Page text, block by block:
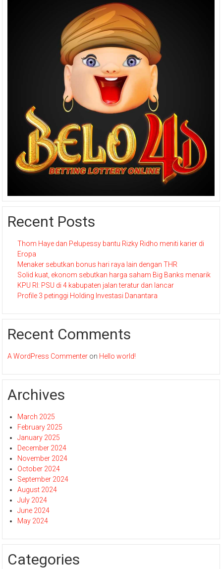
Recent Posts
Thom Haye dan Pelupessy bantu Rizky Ridho meniti karier di
Eropa
Menaker sebutkan bonus hari raya lain dengan THR
Solid kuat, ekonom sebutkan harga saham Big Banks menarik
KPU RI: PSU di 4 kabupaten jalan teratur dan lancar
Profile 3 petinggi Holding Investasi Danantara
Recent Comments
A WordPress Commenter on Hello world!
Archives
March 2025
February 2025
January 2025
December 2024
November 2024
October 2024
September 2024
August 2024
July 2024
June 2024
May 2024
Categories